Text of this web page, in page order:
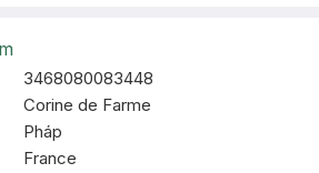
3468080083448
Corine de Farme
Pháp
France